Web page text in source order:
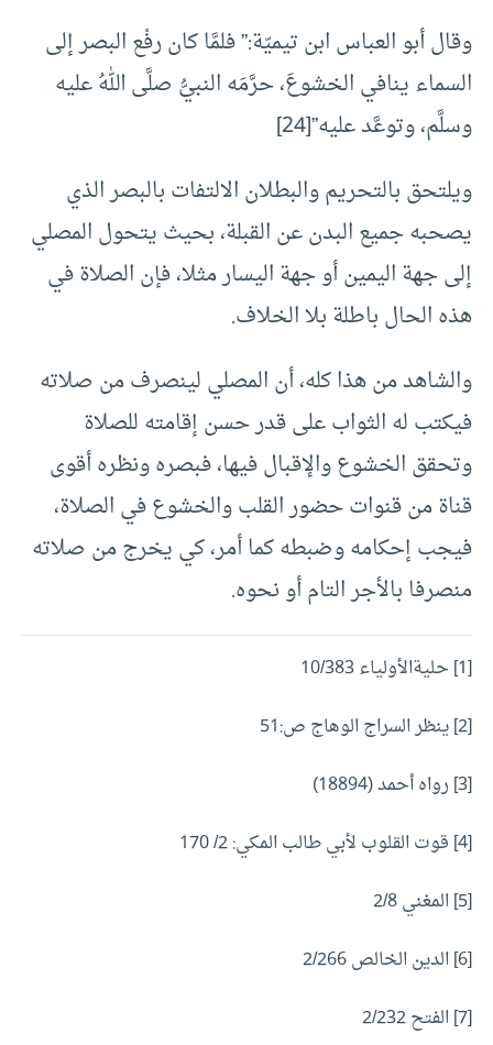
وقال أبو العباس ابن تيميّة:” فلمَّا كان رفْع البصر إلى
السماء ينافي الخشوعَ، حرَّمَه النبيُّ صلَّى اللهُ عليه
وسلَّم، وتوعَّد عليه”[24]
ويلتحق بالتحريم والبطلان الالتفات بالبصر الذي
يصحبه جميع البدن عن القبلة، بحيث يتحول المصلي
إلى جهة اليمين أو جهة اليسار مثلا، فإن الصلاة في
هذه الحال باطلة بلا الخلاف.
والشاهد من هذا كله، أن المصلي لينصرف من صلاته
فيكتب له الثواب على قدر حسن إقامته للصلاة
وتحقق الخشوع والإقبال فيها، فبصره ونظره أقوى
قناة من قنوات حضور القلب والخشوع في الصلاة،
فيجب إحكامه وضبطه كما أمر، كي يخرج من صلاته
منصرفا بالأجر التام أو نحوه.
[1] حليةالأولياء 10/383
[2] ينظر السراج الوهاج ص:51
[3] رواه أحمد (18894)
[4] قوت القلوب لأبي طالب المكي: 2/ 170
[5] المغني 2/8
[6] الدين الخالص 2/266
[7] الفتح 2/232